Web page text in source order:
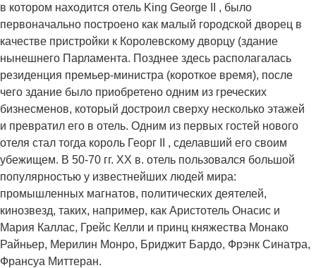
в котором находится отель King George II , было
первоначально построено как малый городской дворец в
качестве пристройки к Королевскому дворцу (здание
нынешнего Парламента. Позднее здесь располагалась
резиденция премьер-министра (короткое время), после
чего здание было приобретено одним из греческих
бизнесменов, который достроил сверху несколько этажей
и превратил его в отель. Одним из первых гостей нового
отеля стал тогда король Георг II , сделавший его своим
убежищем. В 50-70 гг. XX в. отель пользовался большой
популярностью у известнейших людей мира:
промышленных магнатов, политических деятелей,
кинозвезд, таких, например, как Аристотель Онасис и
Мария Каллас, Грейс Келли и принц княжества Монако
Райньер, Мерилин Монро, Бриджит Бардо, Фрэнк Синатра,
Франсуа Миттеран.